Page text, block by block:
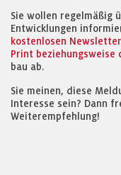
Sie wollen regelmäßig
Entwicklungen
kostenlosen Newsletter
Print beziehungsweise
bau ab.
Sie meinen, diese
Interesse sein? Dann
Weiterempfehlung!